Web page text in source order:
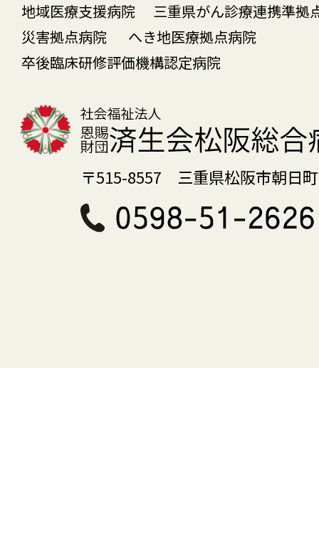
地域医療支援病院 三重県がん診療連携準
災害拠点病院
へき地医療拠点病院
卒後臨床研修評価機構認定病院
〒515-8557 三重県松阪市朝日